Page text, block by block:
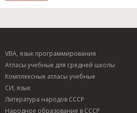
VBA, язык программирования
Атласы учебные для средней школы
Комплексные атласы учебные
СИ, язык
Литература народов СССР
Народное образование в СССР